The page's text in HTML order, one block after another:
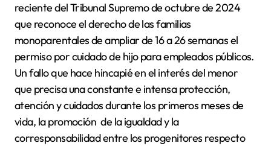
reciente del Tribunal Supremo de octubre de 2024
que reconoce el derecho de las familias
monoparentales de ampliar de 16 a 26 semanas el
permiso por cuidado de hijo para empleados públicos.
Un fallo que hace hincapié en el interés del menor
que precisa una constante e intensa protección,
atención y cuidados durante los primeros meses de
vida, la promoción de la igualdad y la
corresponsabilidad entre los progenitores respecto